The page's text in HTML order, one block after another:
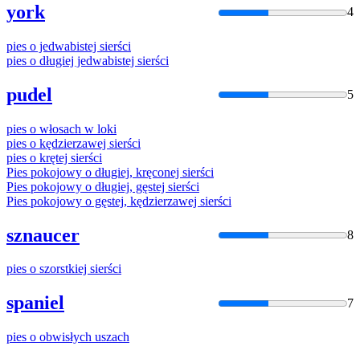
york 4
pies o jedwabistej sierści
pies o długiej jedwabistej sierści
pudel 5
pies o włosach w loki
pies o kędzierzawej sierści
pies o krętej sierści
Pies pokojowy o długiej, kręconej sierści
Pies pokojowy o długiej, gęstej sierści
Pies pokojowy o gęstej, kędzierzawej sierści
sznaucer 8
pies o szorstkiej sierści
spaniel 7
pies o obwisłych uszach